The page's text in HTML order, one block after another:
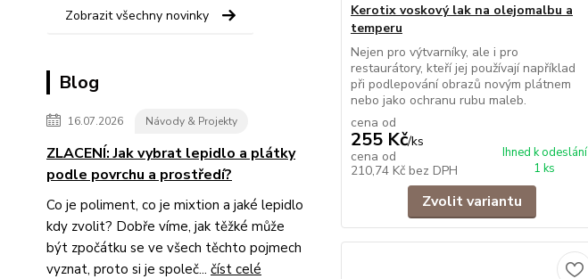
Zobrazit všechny novinky
Blog
16.07.2026 Návody & Projekty
ZLACENÍ: Jak vybrat lepidlo a plátky
podle povrchu a prostředí?
Co je poliment, co je mixtion a jaké lepidlo
kdy zvolit? Dobře víme, jak těžké může
být zpočátku se ve všech těchto pojmech
vyznat, proto si je společ... číst celé
Kerotix voskový lak na olejomalbu a
temperu
Nejen pro výtvarníky, ale i pro
restaurátory, kteří jej používají například
při podlepování obrazů novým plátnem
nebo jako ochranu rubu maleb.
cena od
255 Kč/ks
cena od
210,74 Kč bez DPH
Ihned k odeslání
1 ks
Zvolit variantu